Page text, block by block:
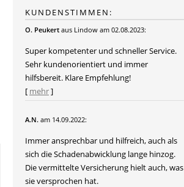
KUNDENSTIMMEN:
O. Peukert aus Lindow am 02.08.2023:
Super kompetenter und schneller Service.
Sehr kundenorientiert und immer
hilfsbereit. Klare Empfehlung!
[ mehr]
A.N. am 14.09.2022:
Immer ansprechbar und hilfreich, auch als
sich die Schadenabwicklung lange hinzog.
Die vermittelte Versicherung hielt auch, was
sie versprochen hat.